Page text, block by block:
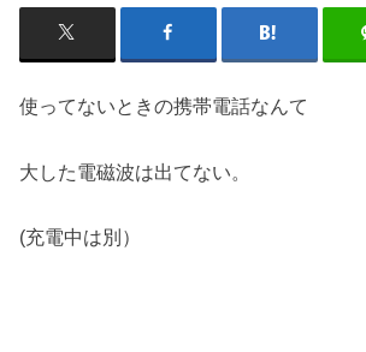
使ってないときの携帯電話なんて
大した電磁波は出てない。
(充電中は別）